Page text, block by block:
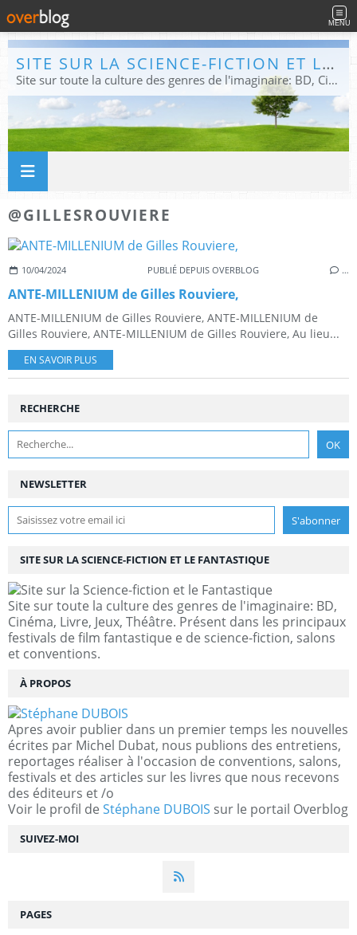
MENU
SITE SUR LA SCIENCE-FICTION ET LE FANTASTIQUE
Site sur toute la culture des genres de l'imaginaire: BD, Cinéma, Livre, Jeux, Théâtre. Présent dans les principaux festivals de film fantastique e de science-fiction, salons et conventions.
@GILLESROUVIERE
10/04/2024 PUBLIÉ DEPUIS OVERBLOG …
ANTE-MILLENIUM de Gilles Rouviere,
ANTE-MILLENIUM de Gilles Rouviere, ANTE-MILLENIUM de
Gilles Rouviere, ANTE-MILLENIUM de Gilles Rouviere, Au lieu...
EN SAVOIR PLUS
NEWSLETTER
SUIVEZ-MOI
RECHERCHE
SITE SUR LA SCIENCE-FICTION ET LE FANTASTIQUE
Site sur toute la culture des genres de l'imaginaire: BD,
Cinéma, Livre, Jeux, Théâtre. Présent dans les principaux
festivals de film fantastique e de science-fiction, salons
et conventions.
À PROPOS
Apres avoir publier dans un premier temps les nouvelles
écrites par Michel Dubat, nous publions des entretiens,
reportages réaliser à l'occasion de conventions, salons,
festivals et des articles sur les livres que nous recevons
des éditeurs et /o
Voir le profil de Stéphane DUBOIS sur le portail Overblog
PAGES